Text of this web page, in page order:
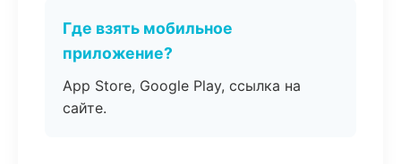
Где взять мобильное
приложение?
App Store, Google Play, ссылка на
сайте.